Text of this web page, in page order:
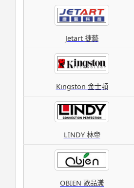
Jetart 捷藝
Kingston 金士頓
LINDY 林帝
OBIEN 歐品漾